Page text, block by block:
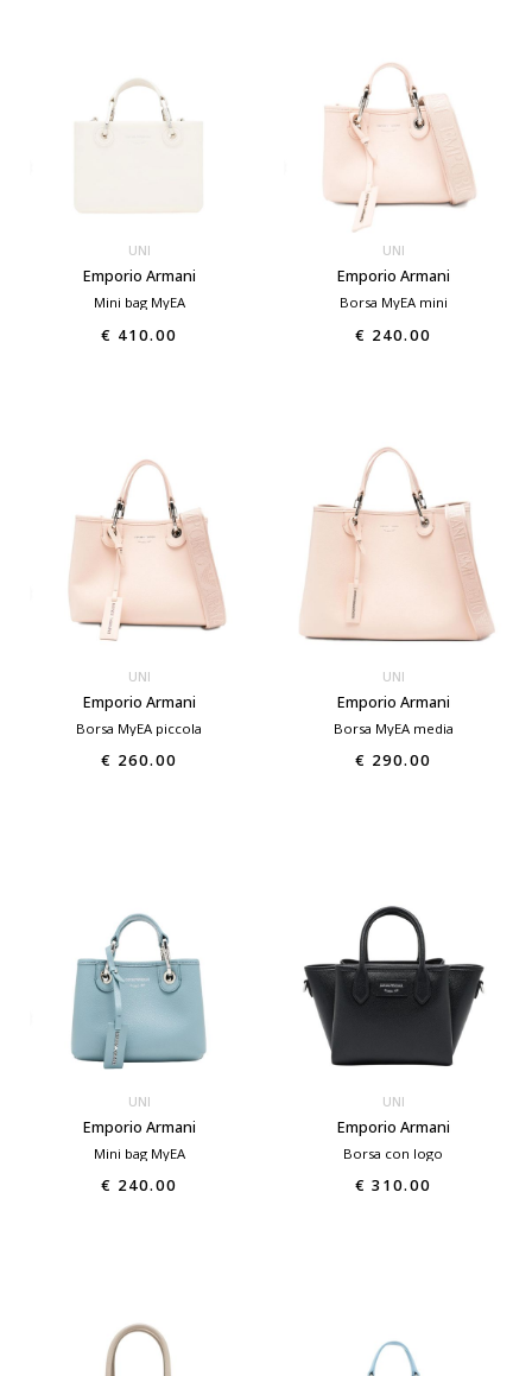
UNI
Emporio Armani
Mini bag MyEA
€ 410.00
UNI
Emporio Armani
Borsa MyEA mini
€ 240.00
UNI
Emporio Armani
Borsa MyEA piccola
€ 260.00
UNI
Emporio Armani
Borsa MyEA media
€ 290.00
UNI
Emporio Armani
Mini bag MyEA
€ 240.00
UNI
Emporio Armani
Borsa con logo
€ 310.00